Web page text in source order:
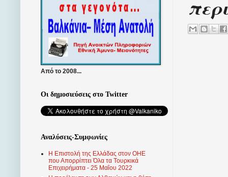
Από το 2008...
Οι δημοσιεύσεις στο Twitter
Αναλύσεις-Συμφωνίες
Η Επιστολή της Ελλάδας στον ΟΗΕ
που Απορρίπτει Όλα τα Τουρκικά
Επιχειρήματα - 25 Μαΐου 2022